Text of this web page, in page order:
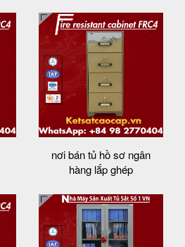
nơi bán tủ hồ sơ ngân
hàng lắp ghép